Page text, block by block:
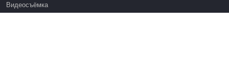
Видеосъёмка